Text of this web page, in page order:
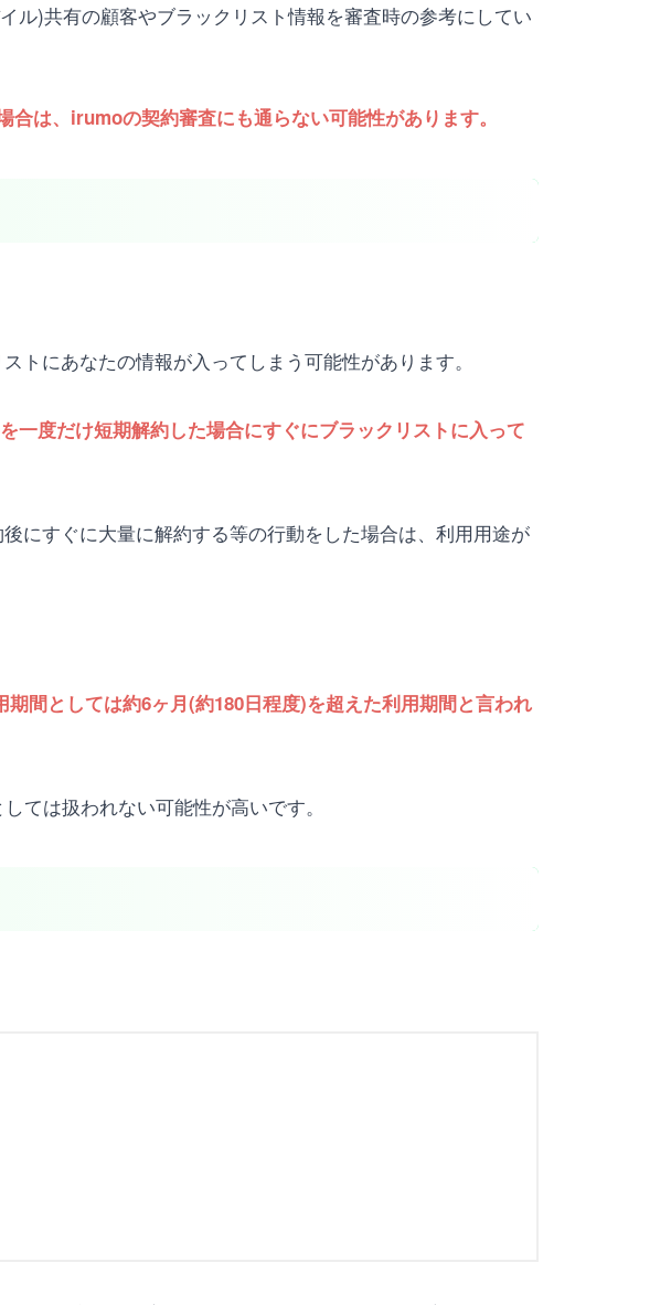
ル)共有の顧客やブラックリスト情報を審査時の参考にしてい
は、irumoの契約審査にも通らない可能性があります。
トにあなたの情報が入ってしまう可能性があります。
一度だけ短期解約した場合にすぐにブラックリストに入って
にすぐに大量に解約する等の行動をした場合は、利用用途が
間としては約6ヶ月(約180日程度)を超えた利用期間と言われ
ては扱われない可能性が高いです。